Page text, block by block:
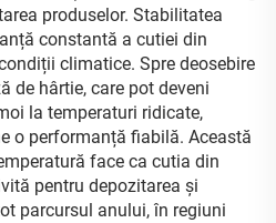
produselor. Stabilitatea
constantă a cutiei din
climatice. Spre deosebire
de hârtie, care pot deveni
la temperaturi ridicate,
o performanță fiabilă. Această
face ca cutia din
pentru depozitarea și
parcursul anului, în regiuni